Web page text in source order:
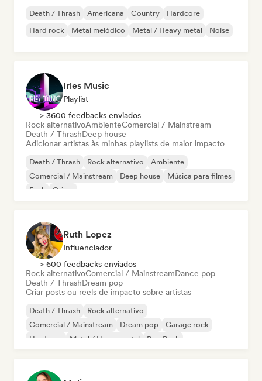
Death / Thrash Americana Country
Hardcore
Hard rock
Metal melódico Metal / Heavy metal Noise
Irles Music
Playlist
> 3600 feedbacks enviados
Rock alternativoAmbienteComercial / Mainstream
Death / ThrashDeep house
Adicionar artistas às minhas playlists de maior impacto
Death / Thrash Rock alternativo
Ambiente
Comercial / Mainstream
Deep house
Música para filmes
Funk
Grime
Ruth Lopez
Influenciador
> 600 feedbacks enviados
Rock alternativoComercial / MainstreamDance pop
Death / ThrashDream pop
Criar posts ou reels de impacto sobre artistas
Death / Thrash
Rock alternativo
Comercial / Mainstream
Dream pop
Garage rock
Hardcore
Metal / Heavy metal Pop Punk